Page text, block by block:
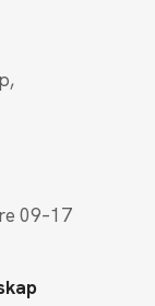
09–17